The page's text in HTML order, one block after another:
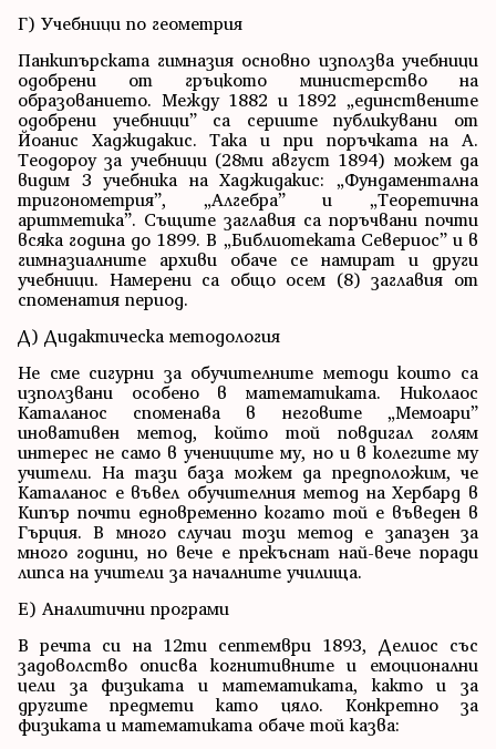
Г) Учебници по геометрия
Панкипърската гимназия основно използва учебници
одобрени от гръцкото министерство на
образованието. Между 1882 и 1892 „единствените
одобрени учебници” са сериите публикувани от
Йоанис Хаджидакис. Така и при поръчката на А.
Теодороу за учебници (28ми август 1894) можем да
видим 3 учебника на Хаджидакис: „Фундаментална
тригонометрия”, „Алгебра” и „Теоретична
аритметика”. Същите заглавия са поръчвани почти
всяка година до 1899. В „Библиотеката Севериос” и в
гимназиалните архиви обаче се намират и други
учебници. Намерени са общо осем (8) заглавия от
споменатия период.
Д) Дидактическа методология
Не сме сигурни за обучителните методи които са
използвани особено в математиката. Николаос
Каталанос споменава в неговите „Мемоари”
иновативен метод, който той повдигал голям
интерес не само в учениците му, но и в колегите му
учители. На тази база можем да предположим, че
Каталанос е въвел обучителния метод на Хербард в
Кипър почти едновременно когато той е въведен в
Гърция. В много случаи този метод е запазен за
много години, но вече е прекъснат най-вече поради
липса на учители за началните училища.
Е) Аналитични програми
В речта си на 12ти септември 1893, Делиос със
задоволство описва когнитивните и емоционални
цели за физиката и математиката, както и за
другите предмети като цяло. Конкретно за
физиката и математиката обаче той казва: